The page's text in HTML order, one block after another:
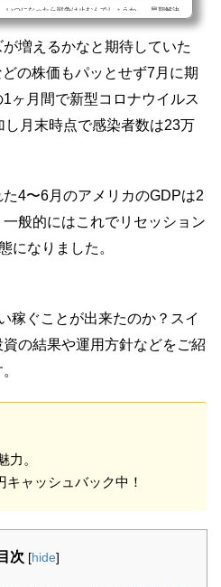
いつになったら戦争は止むんでしょうか…。早期解決
ドルが高くなり、アメリカ株が大きく売られた1ヵ月
ら最強と言われたアメリカ株ですが、6月は下落してば
予感です…。6月はどのくらい...
増えるかなと期待していた
の株価もパッとせず7月に期
ヶ月間で新型コロナウイルス
月末時点で感染者数は23万
4〜6月のアメリカのGDPは2
般的にはこれでリセッション
になりました。
稼ぐことが出来たのか？スイ
の結果や運用方針などをご紹
力。
キャッシュバック中！
目次 [hide]